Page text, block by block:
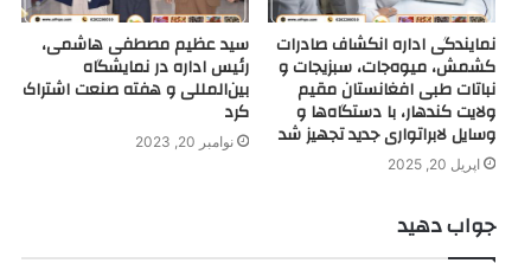
نمایندگی اداره انکشاف صادرات
کشمش، میوه‌جات، سبزیجات و
نباتات طبی افغانستان مقیم
ولایت کندهار، با دستگاه‌ها و
وسایل لابراتواری جدید تجهیز شد
اپریل 20, 2025
سید عظیم مصطفی هاشمی،
رئیس اداره در نمایشگاه
بین‌المللی و هفته صنعت اشتراک
کرد
نوامبر 20, 2023
جواب دهید